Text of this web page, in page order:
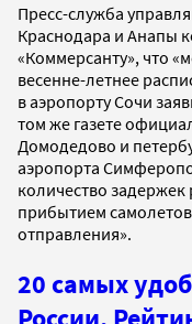
Пресс-служба
Краснодара и Анапы
«Коммерсанту», что
весенне-летнее
в аэропорту Сочи
том же газете
Домодедово и
аэропорта
количество задержек
прибытием
отправления».
20 самых